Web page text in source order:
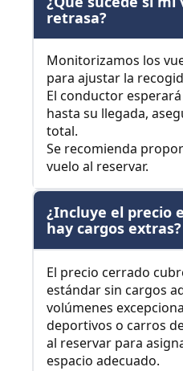
retrasa?
Monitorizamos los
para ajustar la
El conductor
hasta su llegada,
total.
Se recomienda
vuelo al reservar.
¿Incluye el precio
hay cargos extras?
El precio cerrado
estándar sin cargos
volúmenes
deportivos o carros
al reservar para
espacio adecuado.